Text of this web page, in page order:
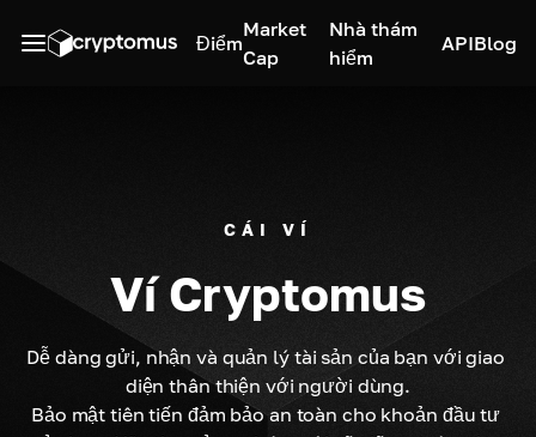
Điểm
Market
Cap
Nhà thám
hiểm
APIBlog
CÁI VÍ
Ví Cryptomus
Dễ dàng gửi, nhận và quản lý tài sản của bạn với giao
diện thân thiện với người dùng.
Bảo mật tiên tiến đảm bảo an toàn cho khoản đầu tư